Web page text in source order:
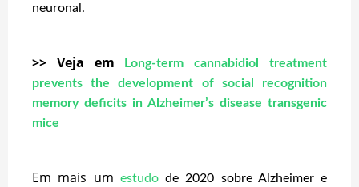
neuronal.
>> Veja em
Long-term cannabidiol treatment
prevents the development of social recognition
memory deficits in Alzheimer’s disease transgenic
mice
Em mais um estudode 2020 sobre Alzheimer e